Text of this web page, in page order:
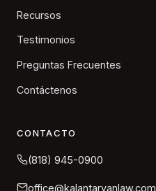
Recursos
Testimonios
Preguntas Frecuentes
Contáctenos
CONTACTO
(818) 945-0900
office@kalantaryanlaw.com